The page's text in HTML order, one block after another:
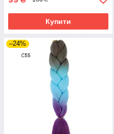
Купити
–24%